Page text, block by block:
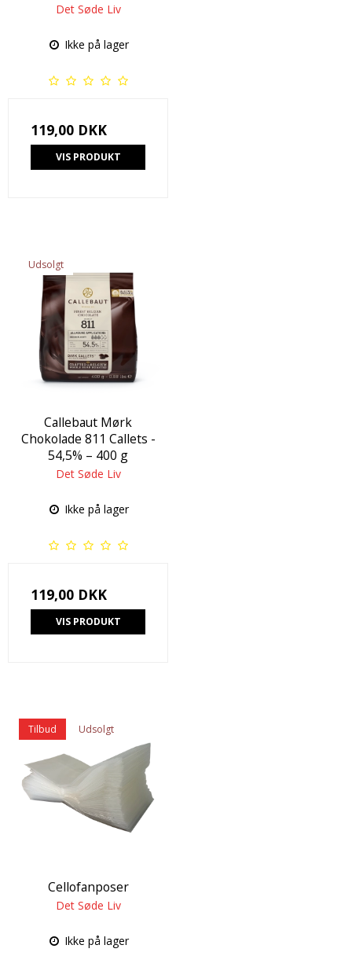
Det Søde Liv
Ikke på lager
119,00 DKK
VIS PRODUKT
Udsolgt
Callebaut Mørk
Chokolade 811 Callets -
54,5% – 400 g
Det Søde Liv
Ikke på lager
119,00 DKK
VIS PRODUKT
Tilbud Udsolgt
Cellofanposer
Det Søde Liv
Ikke på lager